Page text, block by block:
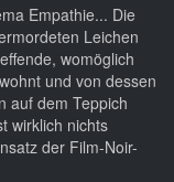
Empathie... Die
Leichen
womöglich
und von dessen
auf dem Teppich
wirklich nichts
der Film-Noir-